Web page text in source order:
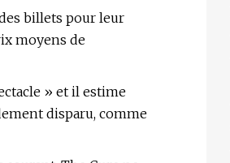
billets pour leur
moyens de
» et il estime
disparu, comme